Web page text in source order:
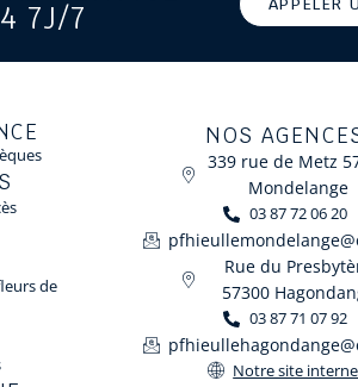
7J/7
de
NOS
339 rue de Metz
Mondelange
03 87 72 06 20
Rue du
57300
03 87 71 07 92
Notre site